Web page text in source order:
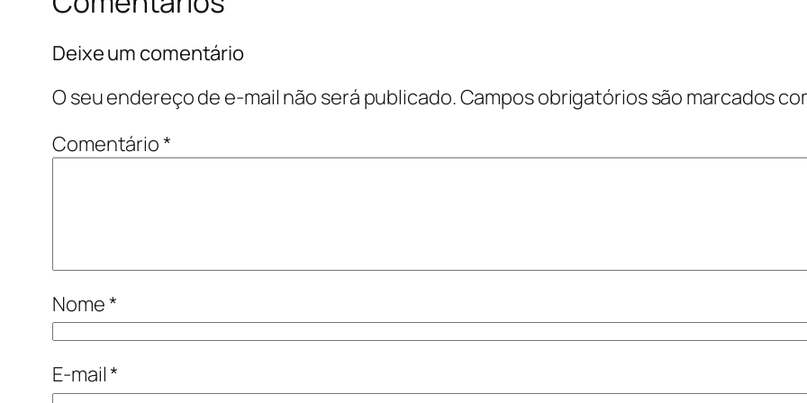
Deixe um comentário
O seu endereço de e-mail não será publicado.Campos obrigatórios são marcados
Comentário*
Nome*
E-mail*